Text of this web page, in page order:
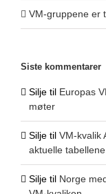
VM-gruppene er
Siste kommentarer
Silje til Europas
møter
Silje til VM-kvalik
aktuelle tabellene
Silje til Norge